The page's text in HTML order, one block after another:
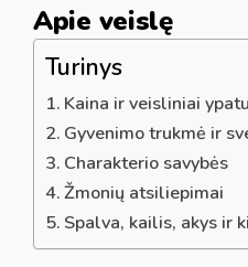
Apie veislę
Turinys
Kaina ir veisliniai
Gyvenimo trukmė ir
Charakterio savybės
Žmonių atsiliepimai
Spalva, kailis, akys ir